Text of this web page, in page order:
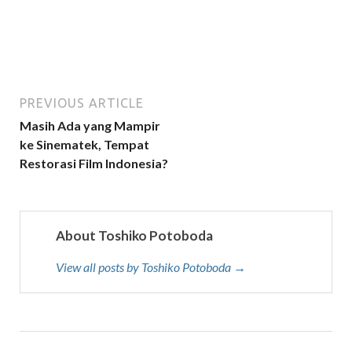
PREVIOUS ARTICLE
Masih Ada yang Mampir
ke Sinematek, Tempat
Restorasi Film Indonesia?
About Toshiko Potoboda
View all posts by Toshiko Potoboda →